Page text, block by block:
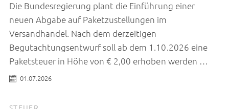
Die Bundesregierung plant die Einführung einer
neuen Abgabe auf Paketzustellungen im
Versandhandel. Nach dem derzeitigen
Begutachtungsentwurf soll ab dem 1.10.2026 eine
Paketsteuer in Höhe von € 2,00 erhoben werden …
01.07.2026